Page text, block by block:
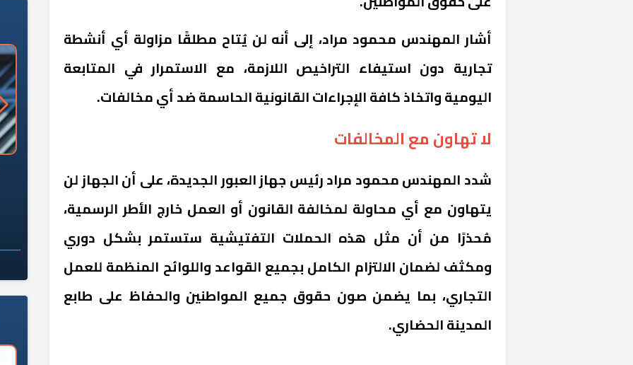
أشار المهندس محمود مراد، إلى أنه لن يُتاح مطلقًا مزاولة أي أنشطة
تجارية دون استيفاء التراخيص اللازمة، مع الاستمرار في المتابعة
اليومية واتخاذ كافة الإجراءات القانونية الحاسمة ضد أي مخالفات.
لا تهاون مع المخالفات
شدد المهندس محمود مراد رئيس جهاز العبور الجديدة، على أن الجهاز لن
يتهاون مع أي محاولة لمخالفة القانون أو العمل خارج الأطر الرسمية،
مُحذرًا من أن مثل هذه الحملات التفتيشية ستستمر بشكل دوري
ومكثف لضمان الالتزام الكامل بجميع القواعد واللوائح المنظمة للعمل
التجاري، بما يضمن صون حقوق جميع المواطنين والحفاظ على طابع
المدينة الحضاري.
«وزارة الآثار»: العُثور على 10 توابيت
خشبية بفناء مقبرة "باكي"
سلامة الغذاء: 285 ألف طن صادرات
غذائية في أسبوع